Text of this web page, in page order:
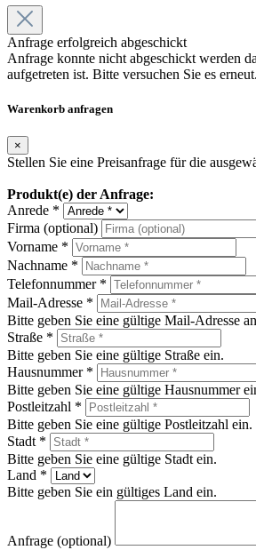
Anfrage erfolgreich abgeschickt
Anfrage konnte nicht abgeschickt werden
aufgetreten ist. Bitte versuchen Sie es erneut.
Warenkorb anfragen
×
Stellen Sie eine Preisanfrage für die
Produkt(e) der Anfrage:
Anrede *
Firma (optional)
Vorname *
Nachname *
Telefonnummer *
Mail-Adresse *
Bitte geben Sie eine gültige Mail-Adresse
Straße *
Bitte geben Sie eine gültige Straße ein.
Hausnummer *
Bitte geben Sie eine gültige Hausnummer
Postleitzahl *
Bitte geben Sie eine gültige Postleitzahl ein.
Stadt *
Bitte geben Sie eine gültige Stadt ein.
Land *
Bitte geben Sie ein gültiges Land ein.
Anfrage (optional)